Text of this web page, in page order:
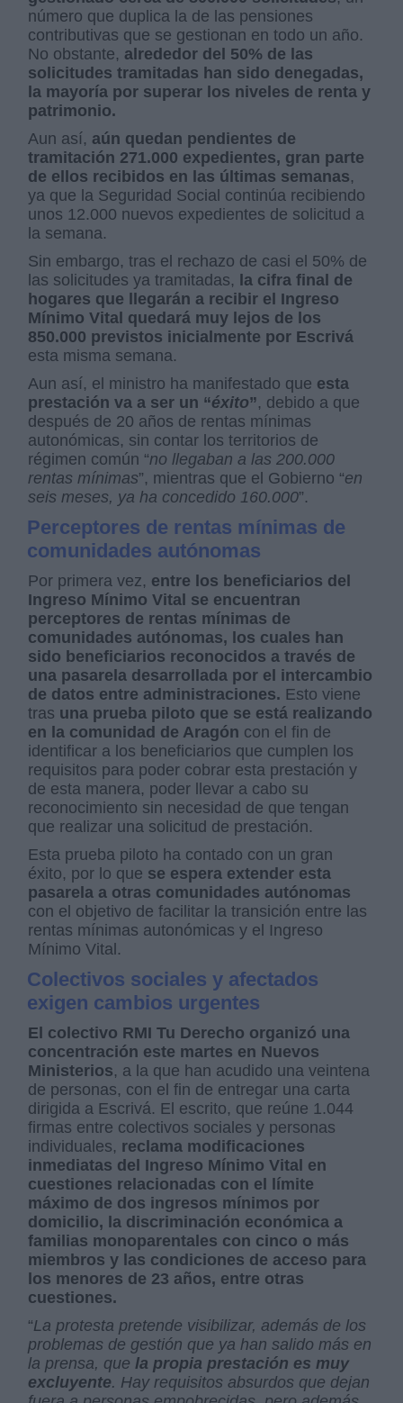
número que duplica la de las pensiones
contributivas que se gestionan en todo un año.
No obstante, alrededor del 50% de las
solicitudes tramitadas han sido denegadas,
la mayoría por superar los niveles de renta y
patrimonio.
Aun así, aún quedan pendientes de
tramitación 271.000 expedientes, gran parte
de ellos recibidos en las últimas semanas,
ya que la Seguridad Social continúa recibiendo
unos 12.000 nuevos expedientes de solicitud a
la semana.
Sin embargo, tras el rechazo de casi el 50% de
las solicitudes ya tramitadas, la cifra final de
hogares que llegarán a recibir el Ingreso
Mínimo Vital quedará muy lejos de los
850.000 previstos inicialmente por Escrivá
esta misma semana.
Aun así, el ministro ha manifestado que esta
prestación va a ser un “éxito”, debido a que
después de 20 años de rentas mínimas
autonómicas, sin contar los territorios de
régimen común “no llegaban a las 200.000
rentas mínimas”, mientras que el Gobierno “en
seis meses, ya ha concedido 160.000”.
Perceptores de rentas mínimas de
comunidades autónomas
Por primera vez, entre los beneficiarios del
Ingreso Mínimo Vital se encuentran
perceptores de rentas mínimas de
comunidades autónomas, los cuales han
sido beneficiarios reconocidos a través de
una pasarela desarrollada por el intercambio
de datos entre administraciones. Esto viene
tras una prueba piloto que se está realizando
en la comunidad de Aragón con el fin de
identificar a los beneficiarios que cumplen los
requisitos para poder cobrar esta prestación y
de esta manera, poder llevar a cabo su
reconocimiento sin necesidad de que tengan
que realizar una solicitud de prestación.
Esta prueba piloto ha contado con un gran
éxito, por lo que se espera extender esta
pasarela a otras comunidades autónomas
con el objetivo de facilitar la transición entre las
rentas mínimas autonómicas y el Ingreso
Mínimo Vital.
Colectivos sociales y afectados
exigen cambios urgentes
El colectivo RMI Tu Derecho organizó una
concentración este martes en Nuevos
Ministerios, a la que han acudido una veintena
de personas, con el fin de entregar una carta
dirigida a Escrivá. El escrito, que reúne 1.044
firmas entre colectivos sociales y personas
individuales, reclama modificaciones
inmediatas del Ingreso Mínimo Vital en
cuestiones relacionadas con el límite
máximo de dos ingresos mínimos por
domicilio, la discriminación económica a
familias monoparentales con cinco o más
miembros y las condiciones de acceso para
los menores de 23 años, entre otras
cuestiones.
“La protesta pretende visibilizar, además de los
problemas de gestión que ya han salido más en
la prensa, que la propia prestación es muy
excluyente. Hay requisitos absurdos que dejan